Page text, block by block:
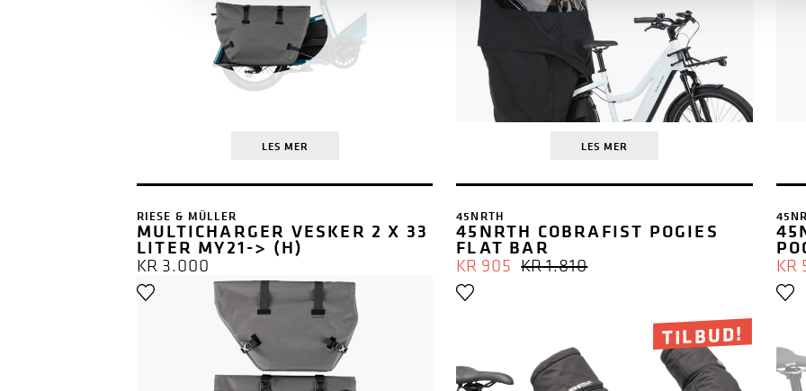
LES MER LES MER
RIESE & MÜLLER
MULTICHARGER VESKER 2 X 33
LITER MY21-> (H)
KR 3.000
TILBUD!
45NRTH
45NRTH COBRAFIST POGIES
FLAT BAR
KR1.810OPPRINNELIG
KR 905
NÅVÆRENDE
KR